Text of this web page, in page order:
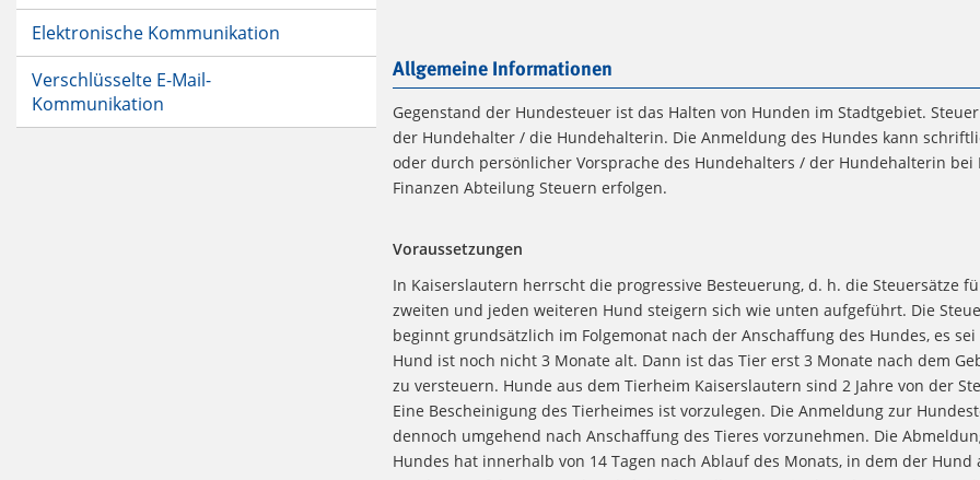
Elektronische Kommunikation
Verschlüsselte E-Mail-
Kommunikation
Allgemeine Informationen
Gegenstand der Hundesteuer ist das Halten von Hunden im Stadtgebiet.
der Hundehalter / die Hundehalterin. Die Anmeldung des Hundes kann
oder durch persönlicher Vorsprache des Hundehalters / der Hundehalterin bei
Finanzen Abteilung Steuern erfolgen.
Voraussetzungen
In Kaiserslautern herrscht die progressive Besteuerung, d. h. die Steuersätze
zweiten und jeden weiteren Hund steigern sich wie unten aufgeführt. Die
beginnt grundsätzlich im Folgemonat nach der Anschaffung des Hundes, es
Hund ist noch nicht 3 Monate alt. Dann ist das Tier erst 3 Monate nach dem
zu versteuern. Hunde aus dem Tierheim Kaiserslautern sind 2 Jahre von der
Eine Bescheinigung des Tierheimes ist vorzulegen. Die Anmeldung zur
dennoch umgehend nach Anschaffung des Tieres vorzunehmen. Die
Hundes hat innerhalb von 14 Tagen nach Ablauf des Monats, in dem der Hund